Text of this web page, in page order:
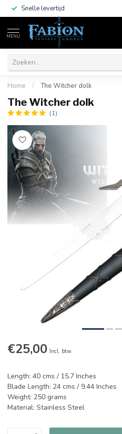
Snelle levertijd
MENU
Home / The Witcher dolk
The Witcher dolk
(1)
€25,00 Incl. btw
Length: 40 cms / 15.7 Inches
Blade Length: 24 cms / 9.44 Inches
Weight: 250 grams
Material: Stainless Steel